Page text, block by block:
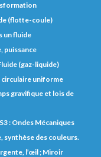
(flotte-coule)
un fluide
puissance
(gaz-liquide)
circulaire uniforme
gravifique et lois de
: Ondes Mécaniques
synthèse des couleurs.
l’œil ; Miroir